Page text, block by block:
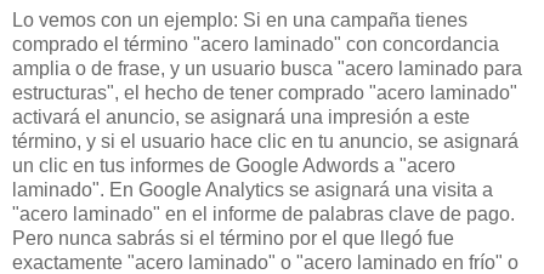
Lo vemos con un ejemplo: Si en una campaña tienes
comprado el término "acero laminado" con concordancia
amplia o de frase, y un usuario busca "acero laminado para
estructuras", el hecho de tener comprado "acero laminado"
activará el anuncio, se asignará una impresión a este
término, y si el usuario hace clic en tu anuncio, se asignará
un clic en tus informes de Google Adwords a "acero
laminado". En Google Analytics se asignará una visita a
"acero laminado" en el informe de palabras clave de pago.
Pero nunca sabrás si el término por el que llegó fue
exactamente "acero laminado" o "acero laminado en frío" o